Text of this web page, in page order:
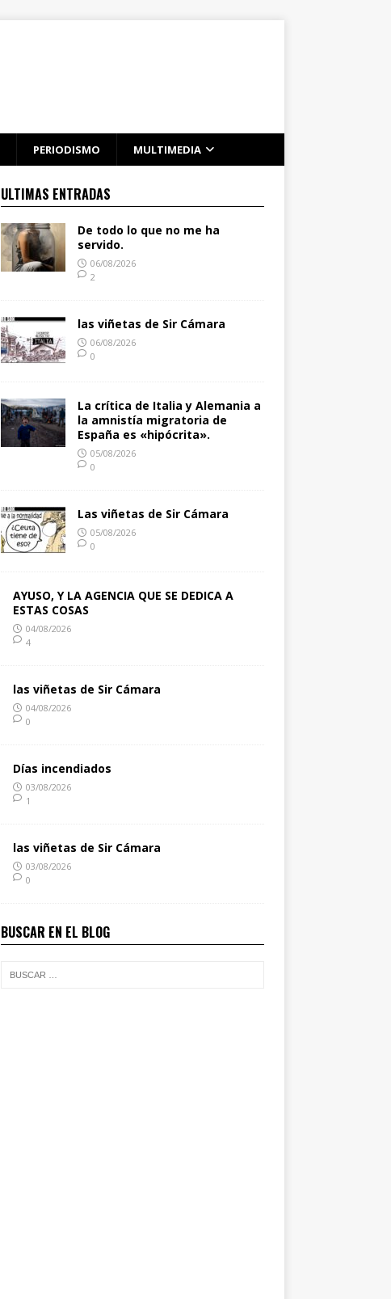
PERIODISMO MULTIMEDIA
ULTIMAS ENTRADAS
De todo lo que no me ha
servido.
06/08/2026
2
las viñetas de Sir Cámara
06/08/2026
0
La crítica de Italia y Alemania a
la amnistía migratoria de
España es «hipócrita».
05/08/2026
0
Las viñetas de Sir Cámara
05/08/2026
0
AYUSO, Y LA AGENCIA QUE SE DEDICA A
ESTAS COSAS
04/08/2026
4
las viñetas de Sir Cámara
04/08/2026
0
Días incendiados
03/08/2026
1
las viñetas de Sir Cámara
03/08/2026
0
BUSCAR EN EL BLOG